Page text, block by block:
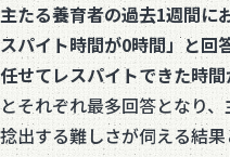
主たる養育者の過去1週間に
スパイト時間が0時間」と回
任せてレスパイトできた時間
とそれぞれ最多回答となり
捻出する難しさが伺える結果